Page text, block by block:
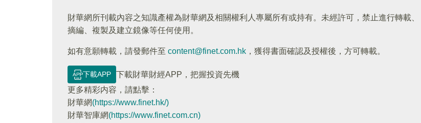
財華網所刊載內容之知識產權為財華網及相關權利人專屬所有或持有。未經許可，禁止進行轉載、
摘編、複製及建立鏡像等任何使用。
如有意願轉載，請發郵件至 content@finet.com.hk ，獲得書面確認及授權後，方可轉載。
下載APP
下載財華財經APP，把握投資先機
更多精彩内容，請點擊：
財華網(https://www.finet.hk/)
財華智庫網(https://www.finet.com.cn)